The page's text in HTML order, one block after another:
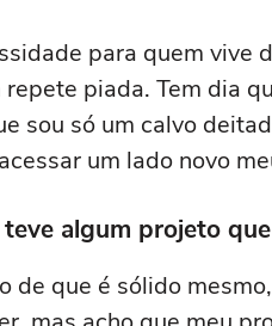
para quem
piada. Tem dia
sou só um calvo
um lado novo
algum projeto
de que é sólido